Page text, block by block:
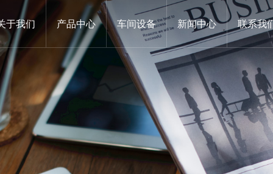
于我们 产品中心 车间设备 新闻中心 联系我